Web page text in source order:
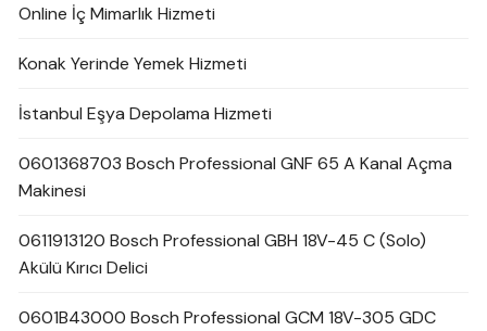
Online İç Mimarlık Hizmeti
Konak Yerinde Yemek Hizmeti
İstanbul Eşya Depolama Hizmeti
0601368703 Bosch Professional GNF 65 A Kanal Açma
Makinesi
0611913120 Bosch Professional GBH 18V-45 C (Solo)
Akülü Kırıcı Delici
0601B43000 Bosch Professional GCM 18V-305 GDC